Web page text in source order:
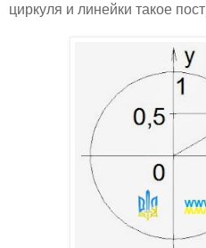
циркуля и линейки такое